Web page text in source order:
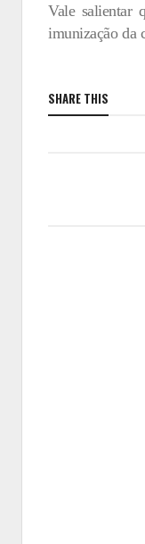
Vale salientar
imunização da
SHARE THIS